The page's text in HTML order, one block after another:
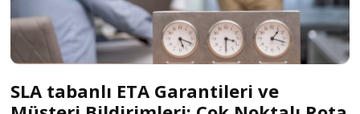
SLA tabanlı ETA Garantileri ve